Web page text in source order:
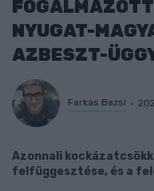
FOGALMAZOTT
NYUGAT-
AZBESZT-
Farkas Bazsi
Azonnali
felfüggesztése, és a